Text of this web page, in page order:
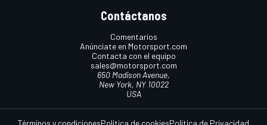
Contáctanos
Comentarios
Anúnciate en Motorsport.com
Contacta con el equipo
sales@motorsport.com
650 Madison Avenue,
New York, NY 10022
USA
Términos y condicionesPolítica de cookiesPolítica de Privacidad